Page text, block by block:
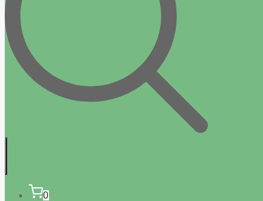
0